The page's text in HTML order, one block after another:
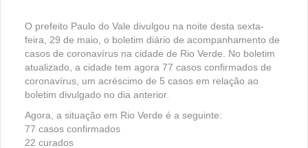
O prefeito Paulo do Vale divulgou na noite desta sexta-
feira, 29 de maio, o boletim diário de acompanhamento de
casos de coronavírus na cidade de Rio Verde. No boletim
atualizado, a cidade tem agora 77 casos confirmados de
coronavírus, um acréscimo de 5 casos em relação ao
boletim divulgado no dia anterior.
Agora, a situação em Rio Verde é a seguinte:
77 casos confirmados
22 curados